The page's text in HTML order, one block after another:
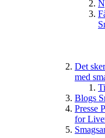
Det
med
Blogs
Presse
for